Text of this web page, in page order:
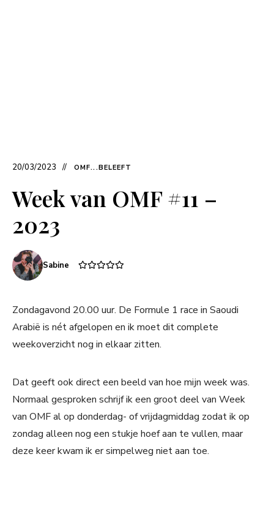
20/03/2023 OMF...BELEEFT
Week van OMF #11 –
2023
Sabine
Zondagavond 20.00 uur. De Formule 1 race in Saoudi
Arabië is nét afgelopen en ik moet dit complete
weekoverzicht nog in elkaar zitten.
Dat geeft ook direct een beeld van hoe mijn week was.
Normaal gesproken schrijf ik een groot deel van Week
van OMF al op donderdag- of vrijdagmiddag zodat ik op
zondag alleen nog een stukje hoef aan te vullen, maar
deze keer kwam ik er simpelweg niet aan toe.